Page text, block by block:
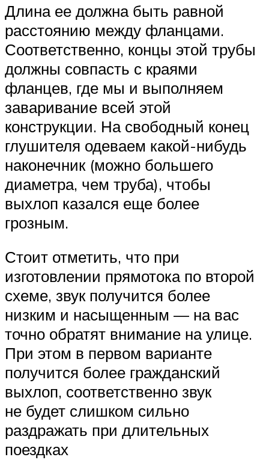
Длина ее должна быть равной
расстоянию между фланцами.
Соответственно, концы этой трубы
должны совпасть с краями
фланцев, где мы и выполняем
заваривание всей этой
конструкции. На свободный конец
глушителя одеваем какой-нибудь
наконечник (можно большего
диаметра, чем труба), чтобы
выхлоп казался еще более
грозным.
Стоит отметить, что при
изготовлении прямотока по второй
схеме, звук получится более
низким и насыщенным — на вас
точно обратят внимание на улице.
При этом в первом варианте
получится более гражданский
выхлоп, соответственно звук
не будет слишком сильно
раздражать при длительных
поездках